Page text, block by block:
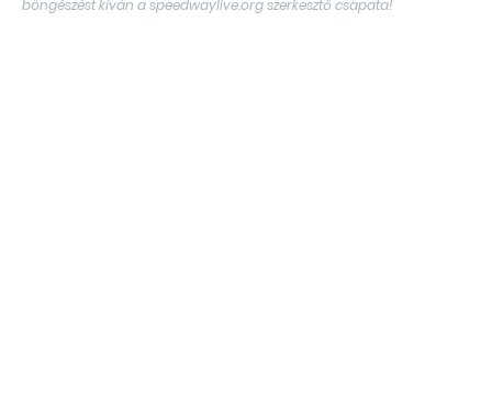
böngészést kíván a speedwaylive.org szerkesztő csapata!